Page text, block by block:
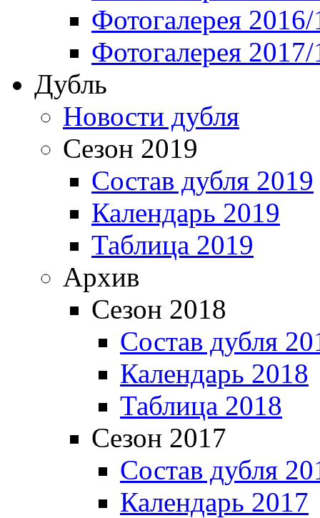
Фотогалерея
Фотогалерея
Дубль
Новости дубля
Сезон 2019
Состав дубля 2019
Календарь 2019
Таблица 2019
Архив
Сезон 2018
Состав дубля
Календарь 2018
Таблица 2018
Сезон 2017
Состав дубля
Календарь 2017